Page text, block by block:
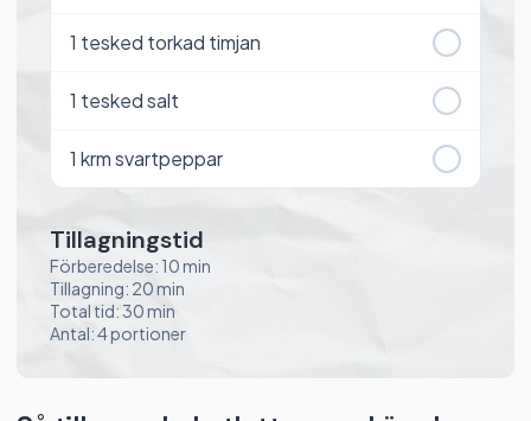
1 tesked torkad timjan
1 tesked salt
1 krm svartpeppar
Tillagningstid
Förberedelse: 10 min
Tillagning: 20 min
Total tid: 30 min
Antal: 4 portioner